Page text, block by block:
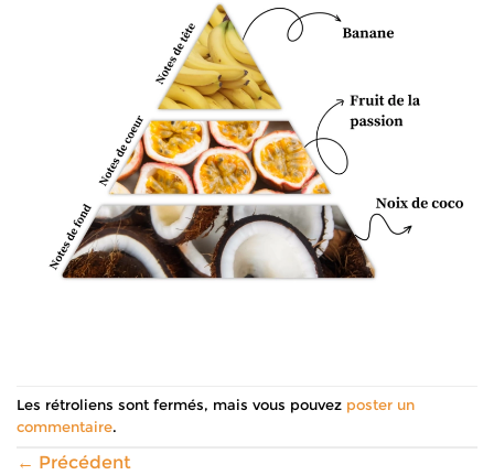
Les rétroliens sont fermés, mais vous pouvez poster un
commentaire.
← Précédent